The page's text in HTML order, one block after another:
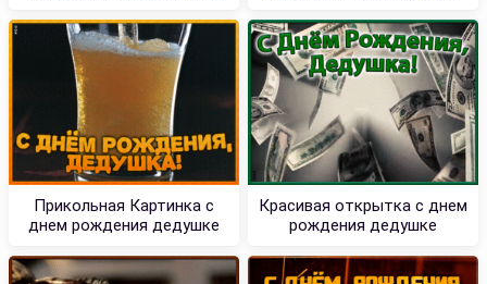
Прикольная Картинка с
днем рождения дедушке
Красивая открытка с днем
рождения дедушке